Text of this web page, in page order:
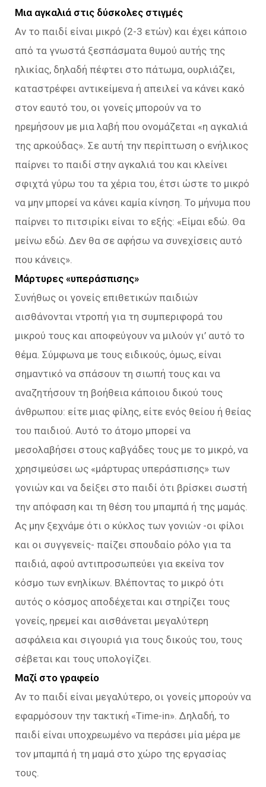
Μια αγκαλιά στις δύσκολες στιγμές
Αν το παιδί είναι μικρό (2-3 ετών) και έχει κάποιο
από τα γνωστά ξεσπάσματα θυμού αυτής της
ηλικίας, δηλαδή πέφτει στο πάτωμα, ουρλιάζει,
καταστρέφει αντικείμενα ή απειλεί να κάνει κακό
στον εαυτό του, οι γονείς μπορούν να το
ηρεμήσουν με μια λαβή που ονομάζεται «η αγκαλιά
της αρκούδας». Σε αυτή την περίπτωση ο ενήλικος
παίρνει το παιδί στην αγκαλιά του και κλείνει
σφιχτά γύρω του τα χέρια του, έτσι ώστε το μικρό
να μην μπορεί να κάνει καμία κίνηση. Το μήνυμα που
παίρνει το πιτσιρίκι είναι το εξής: «Είμαι εδώ. Θα
μείνω εδώ. Δεν θα σε αφήσω να συνεχίσεις αυτό
που κάνεις».
Μάρτυρες «υπεράσπισης»
Συνήθως οι γονείς επιθετικών παιδιών
αισθάνονται ντροπή για τη συμπεριφορά του
μικρού τους και αποφεύγουν να μιλούν γι’ αυτό το
θέμα. Σύμφωνα με τους ειδικούς, όμως, είναι
σημαντικό να σπάσουν τη σιωπή τους και να
αναζητήσουν τη βοήθεια κάποιου δικού τους
άνθρωπου: είτε μιας φίλης, είτε ενός θείου ή θείας
του παιδιού. Αυτό το άτομο μπορεί να
μεσολαβήσει στους καβγάδες τους με το μικρό, να
χρησιμεύσει ως «μάρτυρας υπεράσπισης» των
γονιών και να δείξει στο παιδί ότι βρίσκει σωστή
την απόφαση και τη θέση του μπαμπά ή της μαμάς.
Ας μην ξεχνάμε ότι ο κύκλος των γονιών -οι φίλοι
και οι συγγενείς- παίζει σπουδαίο ρόλο για τα
παιδιά, αφού αντιπροσωπεύει για εκείνα τον
κόσμο των ενηλίκων. Βλέποντας το μικρό ότι
αυτός ο κόσμος αποδέχεται και στηρίζει τους
γονείς, ηρεμεί και αισθάνεται μεγαλύτερη
ασφάλεια και σιγουριά για τους δικούς του, τους
σέβεται και τους υπολογίζει.
Mαζί στο γραφείο
Αν το παιδί είναι μεγαλύτερο, οι γονείς μπορούν να
εφαρμόσουν την τακτική «Τime-in». Δηλαδή, το
παιδί είναι υποχρεωμένο να περάσει μία μέρα με
τον μπαμπά ή τη μαμά στο χώρο της εργασίας
τους.